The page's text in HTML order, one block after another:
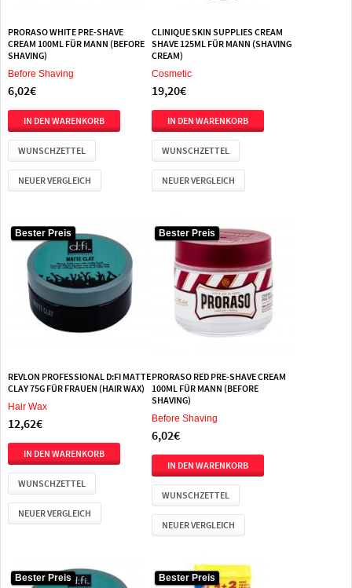
PRORASO WHITE PRE-SHAVE
CREAM 100ML FÜR MANN (BEFORE
SHAVING)
Before Shaving
6,02€
WUNSCHZETTEL
NEUER VERGLEICH
CLINIQUE SKIN SUPPLIES CREAM
SHAVE 125ML FÜR MANN (SHAVING
CREAM)
Cosmetic
19,20€
WUNSCHZETTEL
NEUER VERGLEICH
Bester Preis
REVLON PROFESSIONAL D:FI MATTE
CLAY 75G FÜR FRAUEN (HAIR WAX)
Hair Wax
12,62€
WUNSCHZETTEL
NEUER VERGLEICH
Bester Preis
PRORASO RED PRE-SHAVE CREAM
100ML FÜR MANN (BEFORE
SHAVING)
Before Shaving
6,02€
WUNSCHZETTEL
NEUER VERGLEICH
Bester Preis Bester Preis